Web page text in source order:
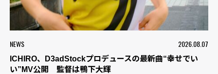
NEWS 2026.08.07
ICHIRO、D3adStockプロデュースの最新曲“幸せでい
い”MV公開 監督は鴨下大輝